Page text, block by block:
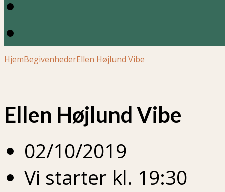
HjemBegivenhederEllen Højlund Vibe
Ellen Højlund Vibe
02/10/2019
Vi starter kl. 19:30